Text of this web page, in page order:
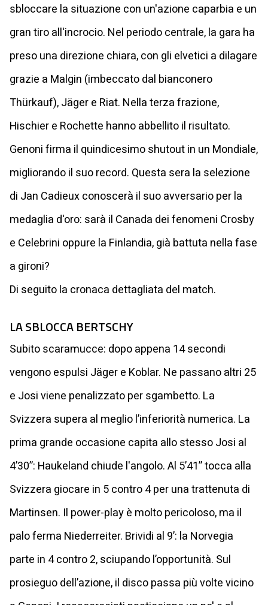
sbloccare la situazione con un'azione caparbia e un
gran tiro all'incrocio. Nel periodo centrale, la gara ha
preso una direzione chiara, con gli elvetici a dilagare
grazie a Malgin (imbeccato dal bianconero
Thürkauf), Jäger e Riat. Nella terza frazione,
Hischier e Rochette hanno abbellito il risultato.
Genoni firma il quindicesimo shutout in un Mondiale,
migliorando il suo record. Questa sera la selezione
di Jan Cadieux conoscerà il suo avversario per la
medaglia d'oro: sarà il Canada dei fenomeni Crosby
e Celebrini oppure la Finlandia, già battuta nella fase
a gironi?
Di seguito la cronaca dettagliata del match.
LA SBLOCCA BERTSCHY
Subito scaramucce: dopo appena 14 secondi
vengono espulsi Jäger e Koblar. Ne passano altri 25
e Josi viene penalizzato per sgambetto. La
Svizzera supera al meglio l’inferiorità numerica. La
prima grande occasione capita allo stesso Josi al
4’30’’: Haukeland chiude l'angolo. Al 5’41’’ tocca alla
Svizzera giocare in 5 contro 4 per una trattenuta di
Martinsen. Il power-play è molto pericoloso, ma il
palo ferma Niederreiter. Brividi al 9’: la Norvegia
parte in 4 contro 2, sciupando l’opportunità. Sul
prosieguo dell’azione, il disco passa più volte vicino